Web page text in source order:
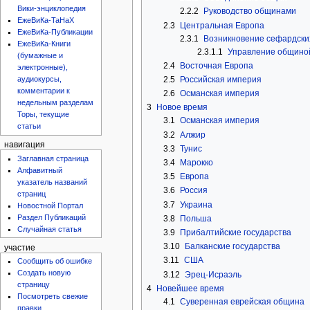
2.2.2
Руководство общинами
2.3 Центральная Европа
2.3.1
Возникновение
2.3.1.1
Управление
2.4 Восточная Европа
2.5
Российская империя
2.6 Османская империя
3
Новое время
3.1 Османская империя
3.2 Алжир
3.3 Тунис
3.4
Марокко
3.5
Европа
3.6
Россия
3.7 Украина
3.8 Польша
3.9
Прибалтийские государства
3.10
Балканские государства
3.11 США
3.12 Эрец-Исраэль
4 Новейшее время
4.1 Суверенная еврейская община
Вики-энциклопедия
ЕжеВиКа-ТаНаХ
ЕжеВиКа-Публикации
ЕжеВиКа-Книги
(бумажные и
электронные),
аудиокурсы,
комментарии к
недельным разделам
Торы, текущие
статьи
навигация
Заглавная страница
Алфавитный
указатель названий
страниц
Новостной Портал
Раздел Публикаций
Случайная статья
участие
Сообщить об ошибке
Создать новую
страницу
Посмотреть свежие
правки